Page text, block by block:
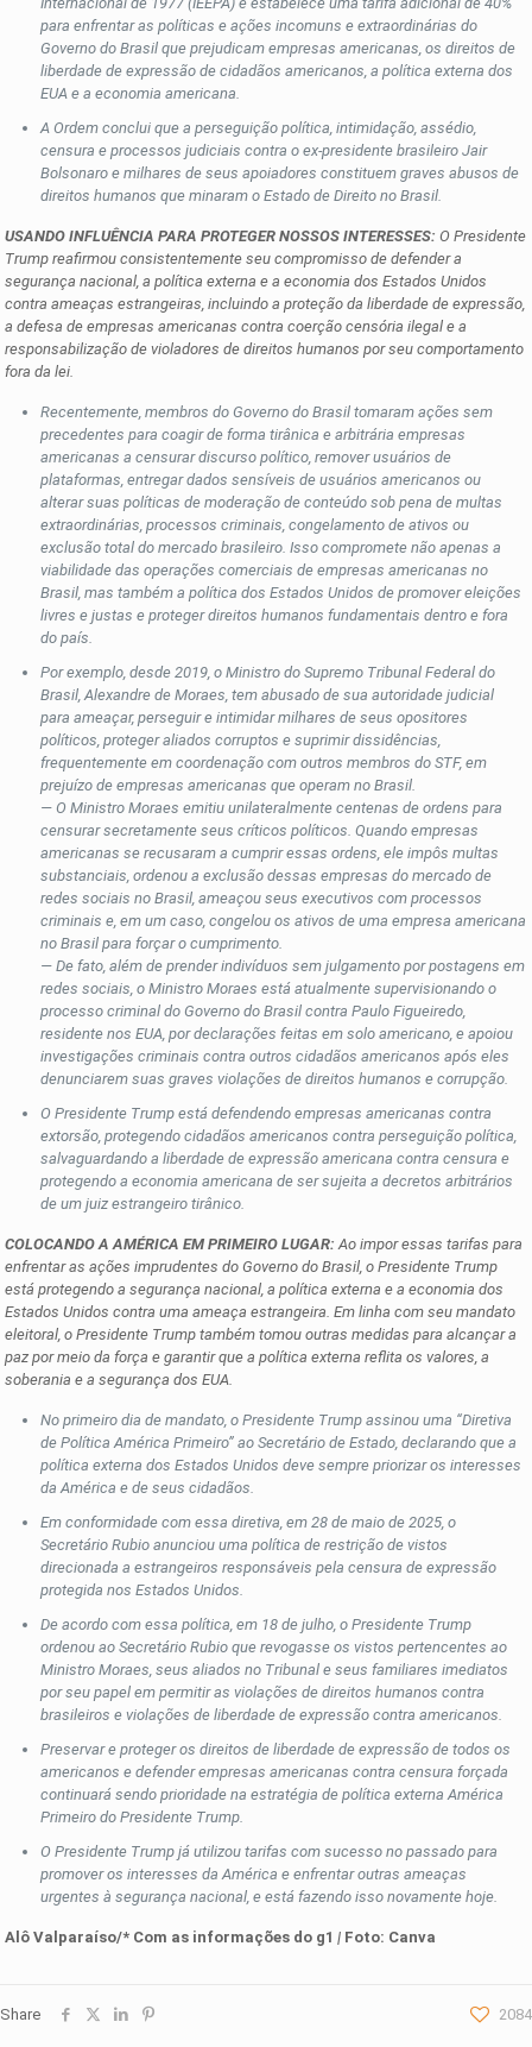
para enfrentar as políticas e ações incomuns e extraordinárias do
Governo do Brasil que prejudicam empresas americanas, os direitos de
liberdade de expressão de cidadãos americanos, a política externa dos
EUA e a economia americana.
A Ordem conclui que a perseguição política, intimidação, assédio,
censura e processos judiciais contra o ex-presidente brasileiro Jair
Bolsonaro e milhares de seus apoiadores constituem graves abusos de
direitos humanos que minaram o Estado de Direito no Brasil.
USANDO INFLUÊNCIA PARA PROTEGER NOSSOS INTERESSES:O Presidente
Trump reafirmou consistentemente seu compromisso de defender a
segurança nacional, a política externa e a economia dos Estados Unidos
contra ameaças estrangeiras, incluindo a proteção da liberdade de expressão,
a defesa de empresas americanas contra coerção censória ilegal e a
responsabilização de violadores de direitos humanos por seu comportamento
fora da lei.
Recentemente, membros do Governo do Brasil tomaram ações sem
precedentes para coagir de forma tirânica e arbitrária empresas
americanas a censurar discurso político, remover usuários de
plataformas, entregar dados sensíveis de usuários americanos ou
alterar suas políticas de moderação de conteúdo sob pena de multas
extraordinárias, processos criminais, congelamento de ativos ou
exclusão total do mercado brasileiro. Isso compromete não apenas a
viabilidade das operações comerciais de empresas americanas no
Brasil, mas também a política dos Estados Unidos de promover eleições
livres e justas e proteger direitos humanos fundamentais dentro e fora
do país.
Por exemplo, desde 2019, o Ministro do Supremo Tribunal Federal do
Brasil, Alexandre de Moraes, tem abusado de sua autoridade judicial
para ameaçar, perseguir e intimidar milhares de seus opositores
políticos, proteger aliados corruptos e suprimir dissidências,
frequentemente em coordenação com outros membros do STF, em
prejuízo de empresas americanas que operam no Brasil.
— O Ministro Moraes emitiu unilateralmente centenas de ordens para
censurar secretamente seus críticos políticos. Quando empresas
americanas se recusaram a cumprir essas ordens, ele impôs multas
substanciais, ordenou a exclusão dessas empresas do mercado de
redes sociais no Brasil, ameaçou seus executivos com processos
criminais e, em um caso, congelou os ativos de uma empresa americana
no Brasil para forçar o cumprimento.
— De fato, além de prender indivíduos sem julgamento por postagens em
redes sociais, o Ministro Moraes está atualmente supervisionando o
processo criminal do Governo do Brasil contra Paulo Figueiredo,
residente nos EUA, por declarações feitas em solo americano, e apoiou
investigações criminais contra outros cidadãos americanos após eles
denunciarem suas graves violações de direitos humanos e corrupção.
O Presidente Trump está defendendo empresas americanas contra
extorsão, protegendo cidadãos americanos contra perseguição política,
salvaguardando a liberdade de expressão americana contra censura e
protegendo a economia americana de ser sujeita a decretos arbitrários
de um juiz estrangeiro tirânico.
COLOCANDO A AMÉRICA EM PRIMEIRO LUGAR: Ao impor essas tarifas para
enfrentar as ações imprudentes do Governo do Brasil, o Presidente Trump
está protegendo a segurança nacional, a política externa e a economia dos
Estados Unidos contra uma ameaça estrangeira. Em linha com seu mandato
eleitoral, o Presidente Trump também tomou outras medidas para alcançar a
paz por meio da força e garantir que a política externa reflita os valores, a
soberania e a segurança dos EUA.
No primeiro dia de mandato, o Presidente Trump assinou uma “Diretiva
de Política América Primeiro” ao Secretário de Estado, declarando que a
política externa dos Estados Unidos deve sempre priorizar os interesses
da América e de seus cidadãos.
Em conformidade com essa diretiva, em 28 de maio de 2025, o
Secretário Rubio anunciou uma política de restrição de vistos
direcionada a estrangeiros responsáveis pela censura de expressão
protegida nos Estados Unidos.
De acordo com essa política, em 18 de julho, o Presidente Trump
ordenou ao Secretário Rubio que revogasse os vistos pertencentes ao
Ministro Moraes, seus aliados no Tribunal e seus familiares imediatos
por seu papel em permitir as violações de direitos humanos contra
brasileiros e violações de liberdade de expressão contra americanos.
Preservar e proteger os direitos de liberdade de expressão de todos os
americanos e defender empresas americanas contra censura forçada
continuará sendo prioridade na estratégia de política externa América
Primeiro do Presidente Trump.
O Presidente Trump já utilizou tarifas com sucesso no passado para
promover os interesses da América e enfrentar outras ameaças
urgentes à segurança nacional, e está fazendo isso novamente hoje.
Alô Valparaíso/* Com as informações d o g1 | Foto: Canva
Share 2084